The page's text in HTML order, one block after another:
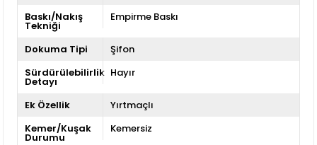
Baskı/Nakış
Tekniği
Empirme Baskı
Dokuma Tipi
Şifon
Sürdürülebilirlik
Detayı
Hayır
Ek Özellik
Yırtmaçlı
Kemer/Kuşak
Durumu
Kemersiz